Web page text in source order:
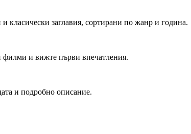
класически заглавия, сортирани по жанр и година.
филми и вижте първи впечатления.
и подробно описание.